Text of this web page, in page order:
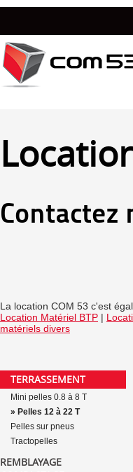
Contactez
La location COM 53 c'est
Location Matériel BTP |
matériels divers
TERRASSEMENT
Mini pelles 0.8 à 8 T
» Pelles 12 à 22 T
Pelles sur pneus
Tractopelles
REMBLAYAGE